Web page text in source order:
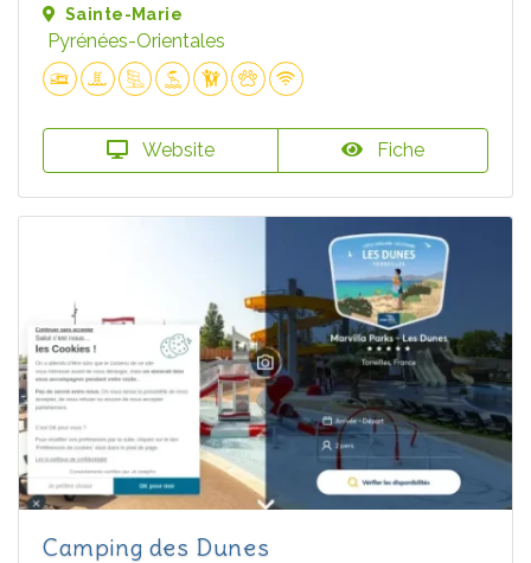
Sainte-Marie
Pyrénées-Orientales
Website Fiche
Camping des Dunes